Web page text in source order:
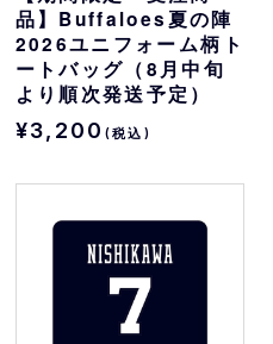
品】Buffaloes夏の陣
2026ユニフォーム柄ト
ートバッグ（8月中旬
より順次発送予定）
¥3,200 (税込)